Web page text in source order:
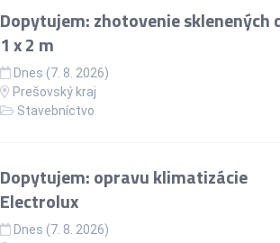
Dopytujem: zhotovenie sklenených
1 x 2 m
Dnes (7. 8. 2026)
Prešovský kraj
Stavebníctvo
Dopytujem: opravu klimatizácie
Electrolux
Dnes (7. 8. 2026)